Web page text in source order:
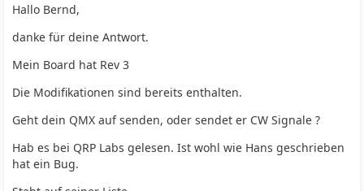
Hallo Bernd,
danke für deine Antwort.
Mein Board hat Rev 3
Die Modifikationen sind bereits enthalten.
Geht dein QMX auf senden, oder sendet er CW Signale ?
Hab es bei QRP Labs gelesen. Ist wohl wie Hans geschrieben
hat ein Bug.